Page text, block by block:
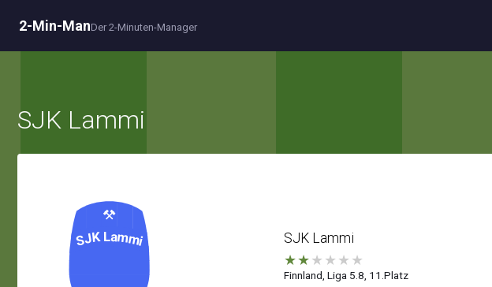
2-Min-ManDer 2-Minuten-Manager
SJK Lammi
SJK Lammi
★★★ ★ ★ ★
Finnland, Liga 5.8, 11.Platz